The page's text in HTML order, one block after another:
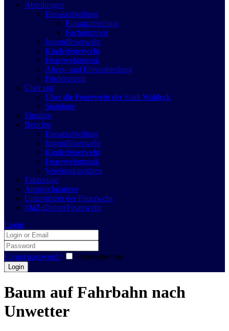
Abteilungen
Einsatzabteilung
Einsatzabteilung
Fachgruppen
Jugendfeuerwehr
Kinderfeuerwehr
Feuerwehrmusik
Alters- und Ehrenabteilung
Förderverein
Über uns
Über die Feuerwehr der Stadt Waldeck
Standorte
Einsätze
Berichte
Einsatzabteilung
Jugendfeuerwehr
Kinderfeuerwehr
Feuerwehrmusik
Vereinsaktivitäten
Fahrzeuge
Ansprechpartner
Unterstützer der Feuerwehr
#JaZuDeinerFeuerwehr
Login
Forgot password? Remember me
Baum auf Fahrbahn nach
Unwetter